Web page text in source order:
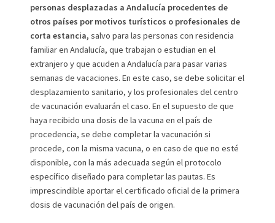
personas desplazadas a Andalucía procedentes de
otros países por motivos turísticos o profesionales de
corta estancia, salvo para las personas con residencia
familiar en Andalucía, que trabajan o estudian en el
extranjero y que acuden a Andalucía para pasar varias
semanas de vacaciones. En este caso, se debe solicitar el
desplazamiento sanitario, y los profesionales del centro
de vacunación evaluarán el caso. En el supuesto de que
haya recibido una dosis de la vacuna en el país de
procedencia, se debe completar la vacunación si
procede, con la misma vacuna, o en caso de que no esté
disponible, con la más adecuada según el protocolo
específico diseñado para completar las pautas. Es
imprescindible aportar el certificado oficial de la primera
dosis de vacunación del país de origen.